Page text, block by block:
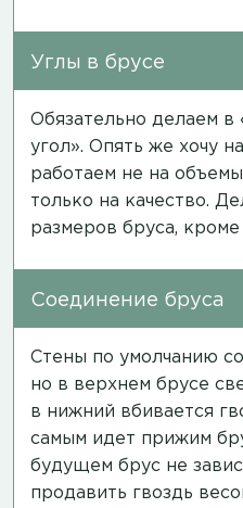
Углы в брусе
Обязательно делаем в
угол». Опять же хочу
работаем не на
только на качество.
размеров бруса,
Соединение бруса
Стены по умолчанию
но в верхнем брусе
в нижний вбивается
самым идет прижим
будущем брус не
продавить гвоздь